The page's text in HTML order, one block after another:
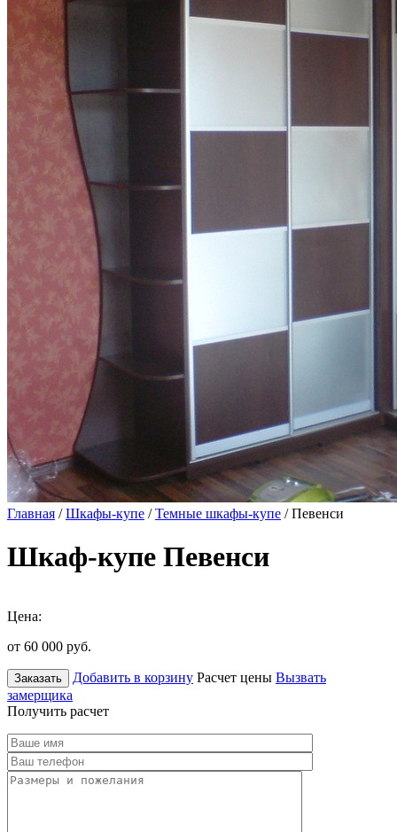
Главная /Шкафы-купе /Темные шкафы-купе / Певенси
Шкаф-купе Певенси
Цена:
от 60 000 руб.
Заказать Добавить в корзину Расчет цены Вызвать
замерщика
Получить расчет